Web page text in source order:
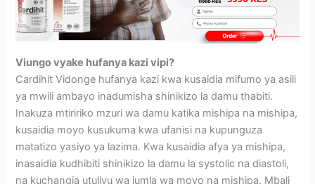
Viungo vyake hufanya kazi vipi?
Cardihit Vidonge hufanya kazi kwa kusaidia mifumo ya asili
ya mwili ambayo inadumisha shinikizo la damu thabiti.
Inakuza mtiririko mzuri wa damu katika mishipa na mishipa,
kusaidia moyo kusukuma kwa ufanisi na kupunguza
matatizo yasiyo ya lazima. Kwa kusaidia afya ya mishipa,
inasaidia kudhibiti shinikizo la damu la systolic na diastoli,
na kuchangia utulivu wa jumla wa moyo na mishipa. Mbali